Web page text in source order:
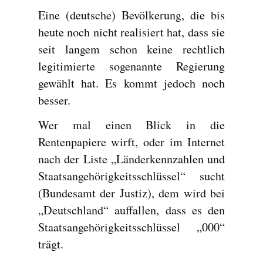
Eine (deutsche) Bevölkerung, die bis
heute noch nicht realisiert hat, dass sie
seit langem schon keine rechtlich
legitimierte sogenannte Regierung
gewählt hat. Es kommt jedoch noch
besser.
Wer mal einen Blick in die
Rentenpapiere wirft, oder im Internet
nach der Liste „Länderkennzahlen und
Staatsangehörigkeitsschlüssel“ sucht
(Bundesamt der Justiz), dem wird bei
„Deutschland“ auffallen, dass es den
Staatsangehörigkeitsschlüssel „000“
trägt.